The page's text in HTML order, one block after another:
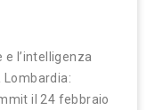
e l’intelligenza
il 24 febbraio